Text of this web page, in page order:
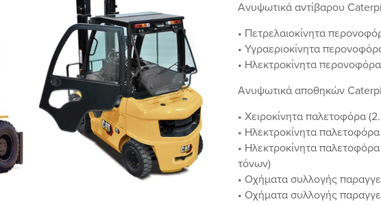
Ανυψωτικά αντίβαρου
• Πετρελαιοκίνητα
• Υγραεριοκίνητα
• Ηλεκτροκίνητα
Ανυψωτικά αποθηκών
• Χειροκίνητα παλετοφόρα
• Ηλεκτροκίνητα
• Hλεκτροκίνητα
τόνων)
• Οχήματα συλλογής
• Οχήματα συλλογής